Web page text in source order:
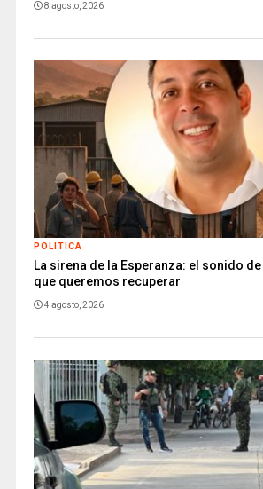
8 agosto, 2026
POLITICA
La sirena de la Esperanza: el sonido
que queremos recuperar
4 agosto, 2026